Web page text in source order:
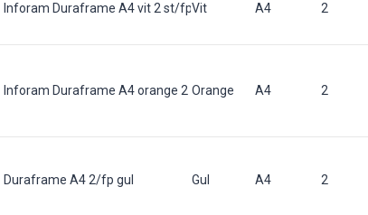
Inforam Duraframe A4 vit 2 st/fpVit A4 2
Inforam Duraframe A4 orange 2 st/fp
Orange A4 2
Duraframe A4 2/fp gul Gul A4 2